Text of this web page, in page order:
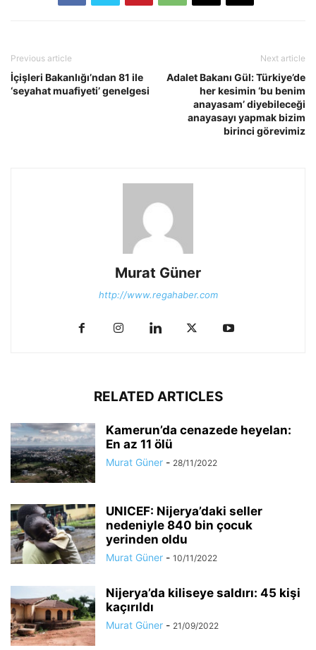
Previous article
İçişleri Bakanlığı’ndan 81 ile
‘seyahat muafiyeti’ genelgesi
Next article
Adalet Bakanı Gül: Türkiye’de
her kesimin ‘bu benim
anayasam’ diyebileceği
anayasayı yapmak bizim
birinci görevimiz
Murat Güner
http://www.regahaber.com
RELATED ARTICLES
Kamerun’da cenazede heyelan:
En az 11 ölü
Murat Güner - 28/11/2022
UNICEF: Nijerya’daki seller
nedeniyle 840 bin çocuk
yerinden oldu
Murat Güner - 10/11/2022
Nijerya’da kiliseye saldırı: 45 kişi
kaçırıldı
Murat Güner - 21/09/2022